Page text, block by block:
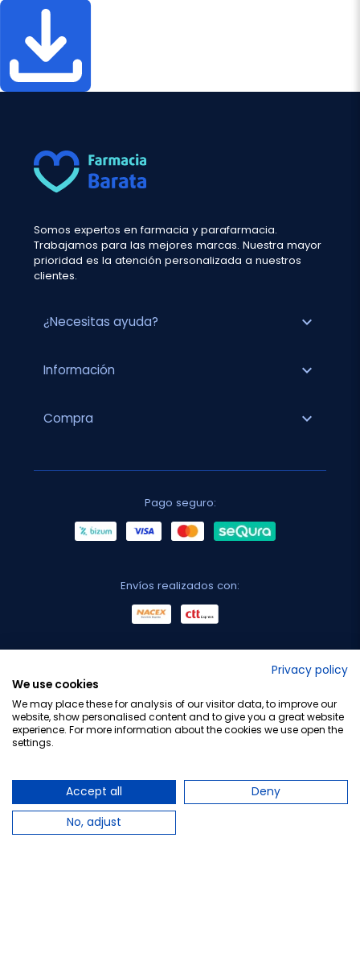
Somos expertos en farmacia y parafarmacia.
Trabajamos para las mejores marcas. Nuestra mayor
prioridad es la atención personalizada a nuestros
clientes.
¿Necesitas ayuda? expand_more
Información expand_more
Compra expand_more
Pago seguro:
Envíos realizados con:
Privacy policy
We use cookies
We may place these for analysis of our visitor data, to improve our
website, show personalised content and to give you a great website
experience. For more information about the cookies we use open the
settings.
Accept all
Deny
No, adjust